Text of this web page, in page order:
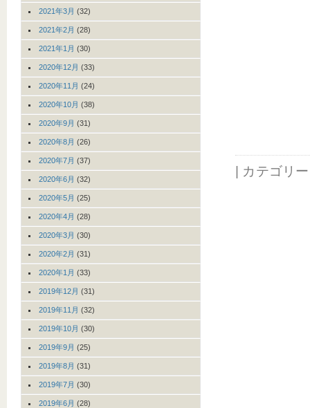
| カテゴリ
2021年3月 (32)
2021年2月 (28)
2021年1月 (30)
2020年12月 (33)
2020年11月 (24)
2020年10月 (38)
2020年9月 (31)
2020年8月 (26)
2020年7月 (37)
2020年6月 (32)
2020年5月 (25)
2020年4月 (28)
2020年3月 (30)
2020年2月 (31)
2020年1月 (33)
2019年12月 (31)
2019年11月 (32)
2019年10月 (30)
2019年9月 (25)
2019年8月 (31)
2019年7月 (30)
2019年6月 (28)